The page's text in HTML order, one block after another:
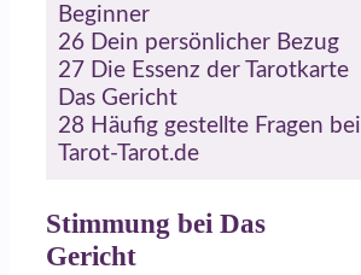
Beginner
26 Dein persönlicher Bezug
27 Die Essenz der Tarotkarte
Das Gericht
28 Häufig gestellte Fragen bei
Tarot-Tarot.de
Stimmung bei Das
Gericht